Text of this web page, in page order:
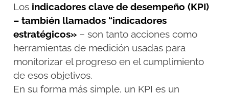
Los indicadores clave de desempeño (KPI)
– también llamados “indicadores
estratégicos» – son tanto acciones como
herramientas de medición usadas para
monitorizar el progreso en el cumplimiento
de esos objetivos.
En su forma más simple, un KPI es un